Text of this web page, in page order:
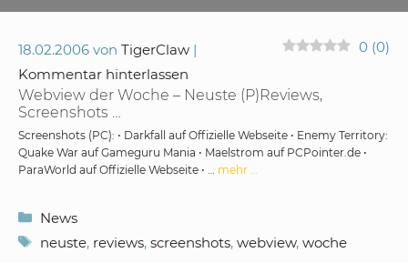
Webview der Woche – Neuste (P)Reviews,
Screenshots …
18.02.2006 von TigerClaw 0 (0)
Kommentar hinterlassen
Screenshots (PC): • Darkfall auf Offizielle Webseite • Enemy Territory:
Quake War auf Gameguru Mania • Maelstrom auf PCPointer.de •
ParaWorld auf Offizielle Webseite • … mehr …
Kategorien
News
Schlagwörter
neuste, reviews, screenshots, webview, woche